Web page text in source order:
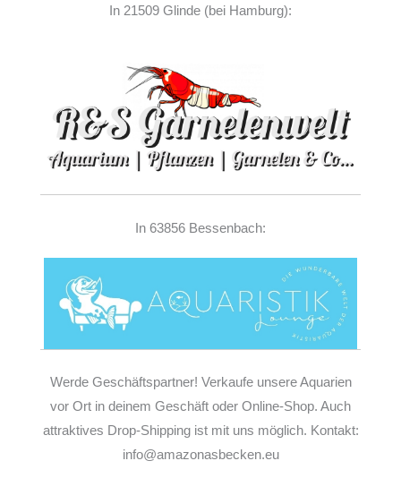
In 21509 Glinde (bei Hamburg):
In 63856 Bessenbach:
Werde Geschäftspartner! Verkaufe unsere Aquarien
vor Ort in deinem Geschäft oder Online-Shop. Auch
attraktives Drop-Shipping ist mit uns möglich. Kontakt:
info@amazonasbecken.eu